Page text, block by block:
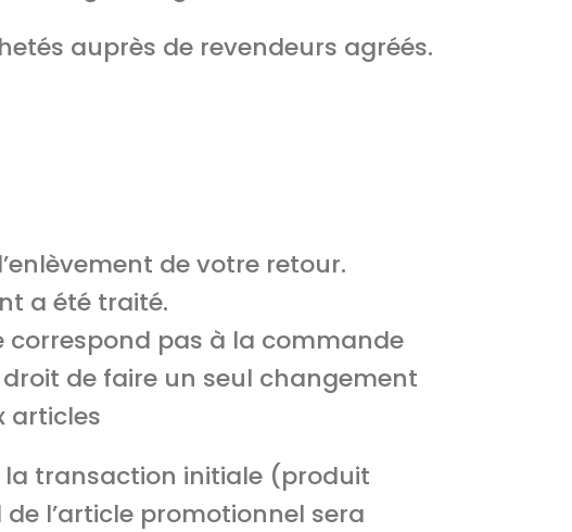
auprès de revendeurs agréés.
de votre retour.
a été traité.
correspond pas à la commande
de faire un seul changement
articles
la transaction initiale (produit
l’article promotionnel sera